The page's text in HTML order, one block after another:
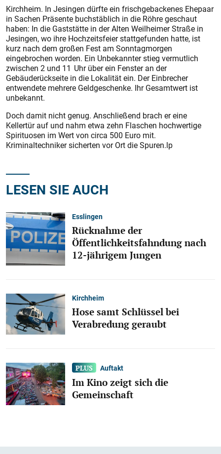
Kirchheim. In Jesingen dürfte ein frischgebackenes Ehepaar
in Sachen Präsente buchstäblich in die Röhre geschaut
haben: In die Gaststätte in der Alten Weilheimer Straße in
Jesingen, wo ihre Hochzeitsfeier stattgefunden hatte, ist
kurz nach dem großen Fest am Sonntagmorgen
eingebrochen worden. Ein Unbekannter stieg vermutlich
zwischen 2 und 11 Uhr über ein Fenster an der
Gebäuderückseite in die Lokalität ein. Der Einbrecher
entwendete mehrere Geldgeschenke. Ihr Gesamtwert ist
unbekannt.
Doch damit nicht genug. Anschließend brach er eine
Kellertür auf und nahm etwa zehn Flaschen hochwertige
Spirituosen im Wert von circa 500 Euro mit.
Kriminaltechniker sicherten vor Ort die Spuren.lp
LESEN SIE AUCH
Esslingen
Rücknahme der
Öffentlichkeitsfahndung nach
12-jährigem Jungen
Kirchheim
Hose samt Schlüssel bei
Verabredung geraubt
Auftakt
Im Kino zeigt sich die
Gemeinschaft